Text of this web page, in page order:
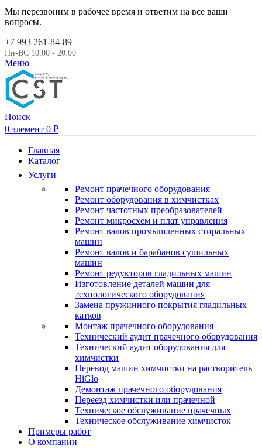
Мы перезвоним в рабочее время и ответим на все ваши
вопросы.
+7 993 261-84-89
Пн-ВС 10:00 - 20:00
Меню
Поиск
0 элемент 0 ₽
Главная
Каталог
Услуги
Ремонт прачечного оборудования
Ремонт оборудования в химчистках
Ремонт частотных преобразователей
Ремонт микросхем и плат управления
Ремонт валов промышленных стиральных
машин
Ремонт валов и барабанов сушильных
машин
Ремонт редукторов гладильных машин
Изготовление деталей машин для
технологического оборудования
Замена пружинного покрытия гладильных
катков
Монтаж прачечного оборудования
Технический аудит прачечного оборудования
Технический аудит оборудования для
химчистки
Перевод машин химчистки на растворитель
HiGlo
Демонтаж прачечного оборудования
Переезд химчистки или прачечной
Техническое обслуживание прачечных
Техническое обслуживание химчисток
Примеры работ
О компании